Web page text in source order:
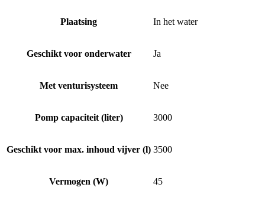
Plaatsing In het water
Geschikt voor onderwater Ja
Met venturisysteem Nee
Pomp capaciteit (liter) 3000
Geschikt voor max. inhoud vijver (l) 3500
Vermogen (W) 45